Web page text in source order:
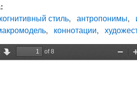
стиль
антропонимы
коннотации